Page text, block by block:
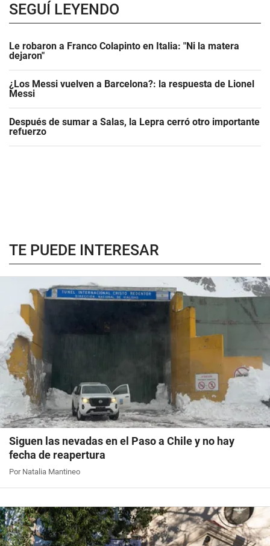
SEGUÍ LEYENDO
Le robaron a Franco Colapinto en Italia: "Ni la matera
dejaron"
¿Los Messi vuelven a Barcelona?: la respuesta de Lionel
Messi
Después de sumar a Salas, la Lepra cerró otro importante
refuerzo
TE PUEDE INTERESAR
Siguen las nevadas en el Paso a Chile y no hay
fecha de reapertura
Por Natalia Mantineo